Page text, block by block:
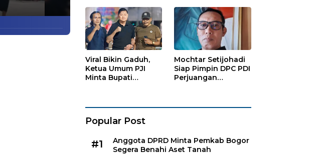
Organisasi dan
Kebersamaan
Hadiri Puluhan
Wartawan
Viral Bikin Gaduh,
Ketua Umum PJI
Minta Bupati
Mochtar Setijohadi
Siap Pimpin DPC PDI
Perjuangan
Popular Post
#1
Anggota DPRD Minta Pemkab Bogor
Segera Benahi Aset Tanah